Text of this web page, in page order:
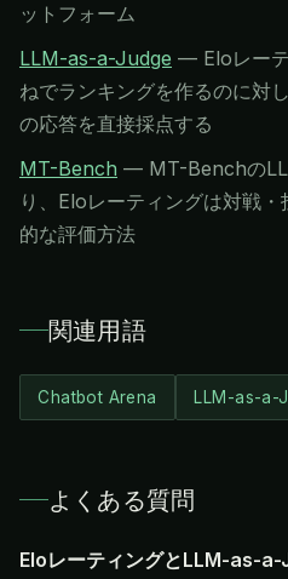
ットフォーム
LLM-as-a-Judge — Eloレー
ねでランキングを作るのに対
の応答を直接採点する
MT-Bench — MT-Benchの
り、Eloレーティングは対戦
的な評価方法
関連用語
Chatbot Arena LLM-as-a-
よくある質問
EloレーティングとLLM-as-a-